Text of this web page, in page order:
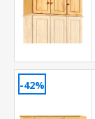
-42%